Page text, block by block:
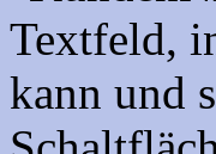
Textfeld,
kann und